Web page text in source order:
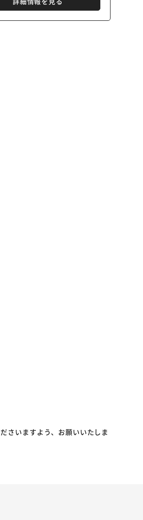
さいますよう、お願いいたしま